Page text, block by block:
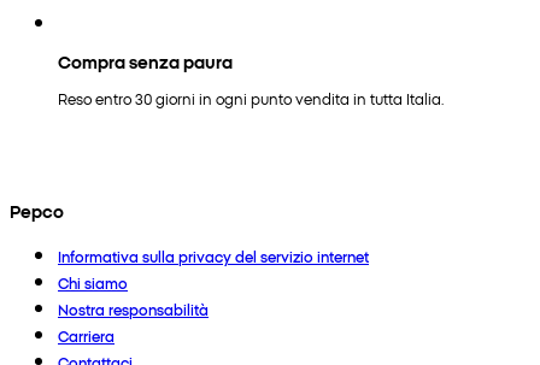
Compra senza paura
Reso entro 30 giorni in ogni punto vendita in tutta Italia.
Pepco
Informativa sulla privacy del servizio internet
Chi siamo
Nostra responsabilità
Carriera